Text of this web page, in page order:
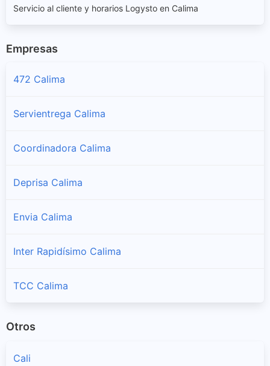
Servicio al cliente y horarios Logysto en Calima
Empresas
472 Calima
Servientrega Calima
Coordinadora Calima
Deprisa Calima
Envia Calima
Inter Rapidísimo Calima
TCC Calima
Otros
Cali